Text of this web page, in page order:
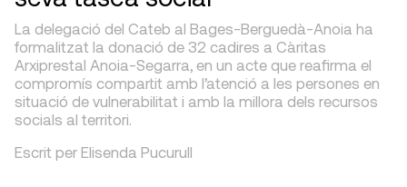
La delegació del Cateb al Bages-Berguedà-Anoia ha
formalitzat la donació de 32 cadires a Càritas
Arxiprestal Anoia-Segarra, en un acte que reafirma el
compromís compartit amb l’atenció a les persones en
situació de vulnerabilitat i amb la millora dels recursos
socials al territori.
Escrit per Elisenda Pucurull